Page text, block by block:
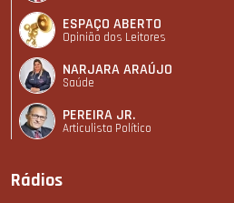
ESPAÇO ABERTO
Opinião dos Leitores
NARJARA ARAÚJO
Saúde
PEREIRA JR.
Articulista Polí­tico
Rádios